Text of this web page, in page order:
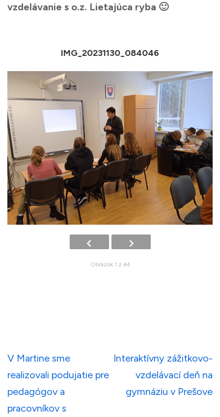
vzdelávanie s o.z. Lietajúca ryba 🙂
IMG_20231130_084046
Obrázok 1 z 44
Navigácia
v
článku
V Martine sme
realizovali podujatie pre
pedagógov a
pracovníkov s
Interaktívny zážitkovo-
vzdelávací deň na
gymnáziu v Prešove